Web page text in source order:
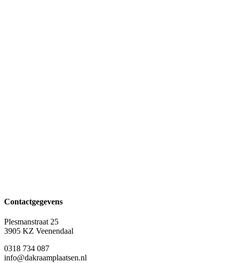
Contactgegevens
Plesmanstraat 25
3905 KZ Veenendaal
0318 734 087
info@dakraamplaatsen.nl